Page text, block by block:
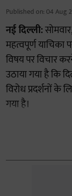
Published on: 04 Aug
नई दिल्ली:
महत्वपूर्ण
विषय पर विचार
उठाया गया है कि
विरोध प्रदर्शनों के
गया है।